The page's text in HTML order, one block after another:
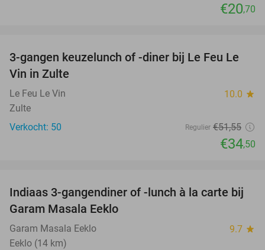
€20,70
33%
3-gangen keuzelunch of -diner bij Le Feu Le
Vin in Zulte
Le Feu Le Vin 10.0 star
Zulte
Verkocht: 50
Regulier €51,55
€34,50
35%
Indiaas 3-gangendiner of -lunch à la carte bij
Garam Masala Eeklo
Garam Masala Eeklo 9.7 star
Eeklo (14 km)